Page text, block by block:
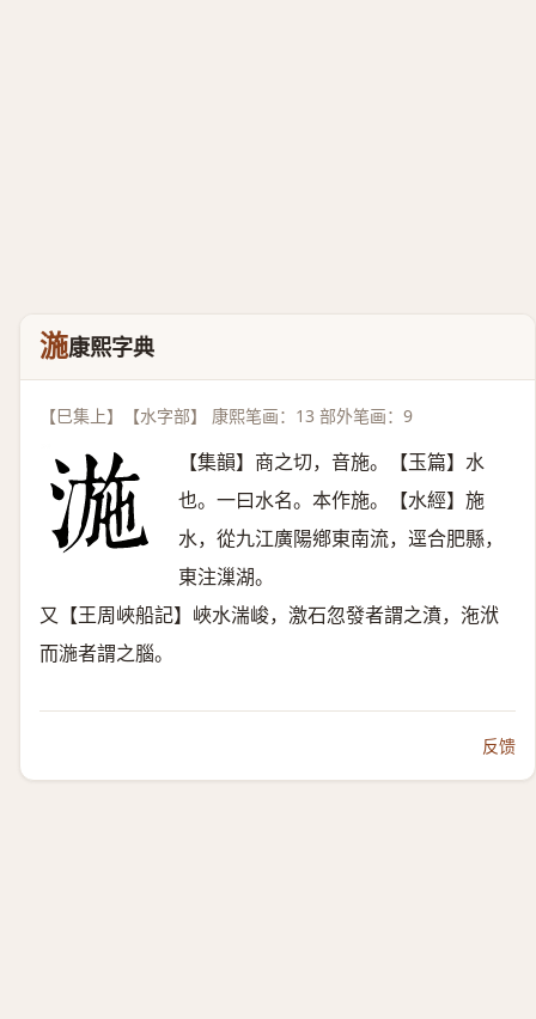
湤康熙字典
【巳集上】【水字部】 康熙笔画：13 部外笔画：9
【集韻】商之切，音施。【玉篇】水
也。一曰水名。本作施。【水經】施
水，從九江廣陽鄕東南流，逕合肥縣，
東注漅湖。
又【王周峽船記】峽水湍峻，激石忽發者謂之濆，沲洑
而湤者謂之腦。
反馈